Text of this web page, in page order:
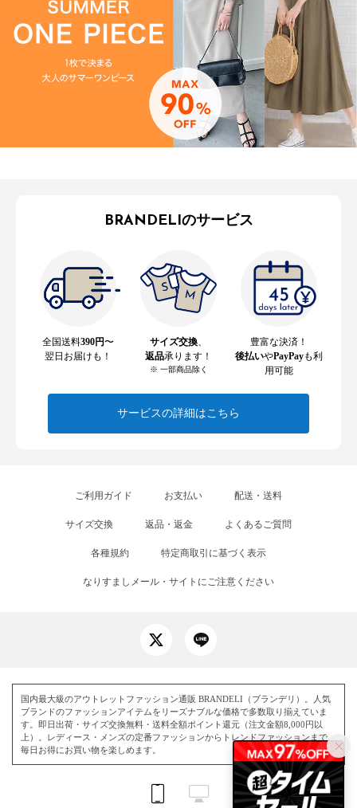
BRANDELIのサービス
全国送料390円〜
翌日お届けも！
サイズ交換
返品承ります！
※ 一部商品除く
豊富な決済！
後払いやPayPayも利
用可能
サービスの詳細はこちら
ご利用ガイド お支払い 配送・送料
サイズ交換 返品・返金 よくあるご質問
各種規約 特定商取引に基づく表示
なりすましメール・サイトにご注意ください
国内最大級のアウトレットファッション通販 BRANDELI（ブランデリ）。人気
ブランドのファッションアイテムをリーズナブルな価格で多数取り揃えていま
す。即日出荷・サイズ交換無料・送料全額ポイント還元（注文金額8,000円以
上）。レディース・メンズの定番ファッションからトレンドファッションまで、
毎日お得にお買い物を楽しめます。